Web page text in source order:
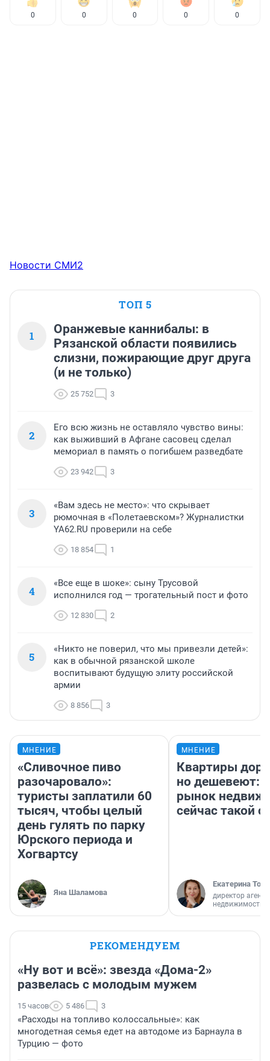
0 0 0 0 0
Новости СМИ2
ТОП 5
1
Оранжевые каннибалы: в
Рязанской области появились
слизни, пожирающие друг друга
(и не только)
25 752 3
2
Его всю жизнь не оставляло чувство вины:
как выживший в Афгане сасовец сделал
мемориал в память о погибшем разведбате
23 942 3
3
«Вам здесь не место»: что скрывает
рюмочная в «Полетаевском»? Журналистки
YA62.RU проверили на себе
18 854 1
4
«Все еще в шоке»: сыну Трусовой
исполнился год — трогательный пост и фото
12 830 2
5
«Никто не поверил, что мы привезли детей»:
как в обычной рязанской школе
воспитывают будущую элиту российской
армии
8 856 3
МНЕНИЕ
«Сливочное пиво
разочаровало»:
туристы заплатили 60
тысяч, чтобы целый
день гулять по парку
Юрского периода и
Хогвартсу
Яна Шаламова
МНЕНИЕ
Квартиры
но дешевеют:
рынок
сейчас такой
Екатерина
директор
недвижимости
РЕКОМЕНДУЕМ
«Ну вот и всё»: звезда «Дома-2»
развелась с молодым мужем
15 часов 5 486 3
«Расходы на топливо колоссальные»: как
многодетная семья едет на автодоме из Барнаула в
Турцию — фото